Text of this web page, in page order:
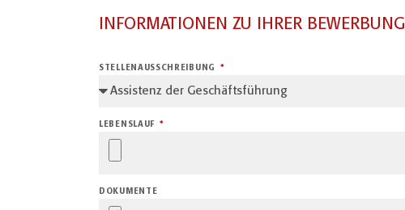
INFORMATIONEN ZU IHRER BEWERBUNG
STELLENAUSSCHREIBUNG
LEBENSLAUF
DOKUMENTE